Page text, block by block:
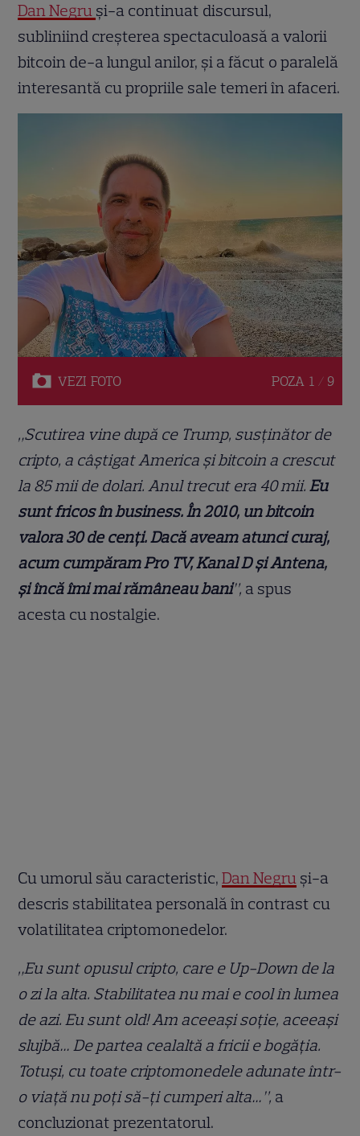
Dan Negru și-a continuat discursul,
subliniind creșterea spectaculoasă a valorii
bitcoin de-a lungul anilor, și a făcut o paralelă
interesantă cu propriile sale temeri în afaceri.
VEZI FOTO POZA 1 / 9
„Scutirea vine după ce Trump, susținător de
cripto, a câștigat America și bitcoin a crescut
la 85 mii de dolari. Anul trecut era 40 mii.Eu
sunt fricos în business. În 2010, un bitcoin
valora 30 de cenți. Dacă aveam atunci curaj,
acum cumpăram Pro TV, Kanal D și Antena,
și încă îmi mai rămâneau bani”, a spus
acesta cu nostalgie.
Cu umorul său caracteristic,Dan Negru și-a
descris stabilitatea personală în contrast cu
volatilitatea criptomonedelor.
„Eu sunt opusul cripto, care e Up-Down de la
o zi la alta. Stabilitatea nu mai e cool în lumea
de azi. Eu sunt old! Am aceeași soție, aceeași
slujbă… De partea cealaltă a fricii e bogăția.
Totuși, cu toate criptomonedele adunate într-
o viață nu poți să-ți cumperi alta…”, a
concluzionat prezentatorul.